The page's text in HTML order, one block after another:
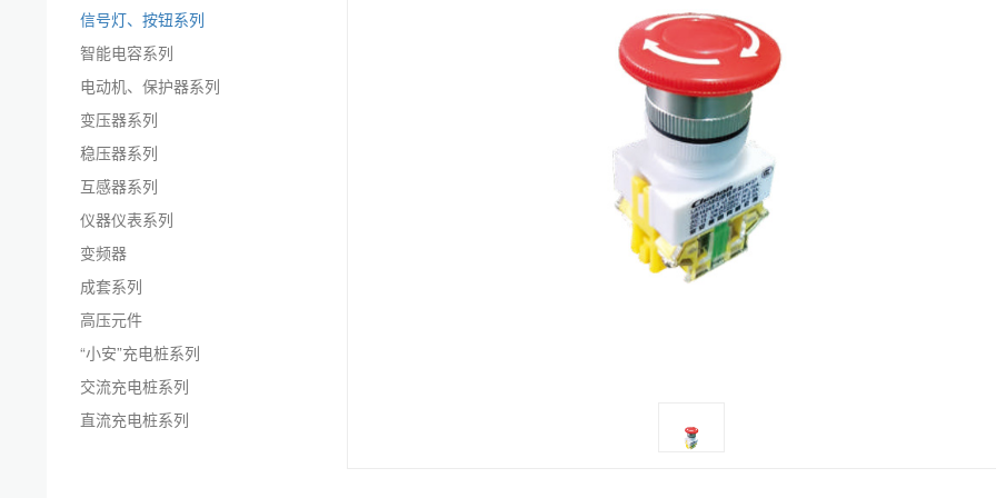
信号灯、按钮系列
智能电容系列
电动机、保护器系列
变压器系列
稳压器系列
互感器系列
仪器仪表系列
变频器
成套系列
高压元件
“小安”充电桩系列
交流充电桩系列
直流充电桩系列